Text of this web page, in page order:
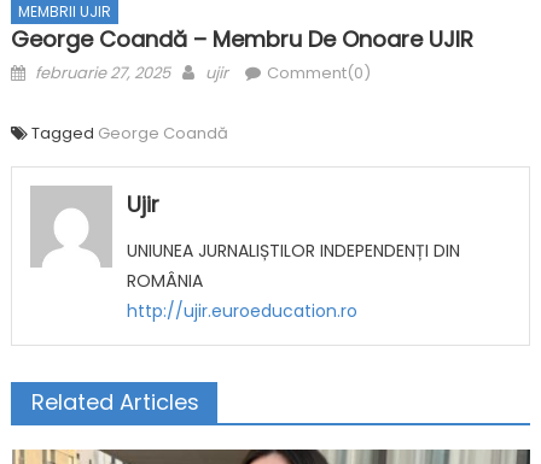
MEMBRII UJIR
George Coandă – Membru De Onoare UJIR
Posted on
februarie 27, 2025 Author
ujir Comment(0)
Tagged George Coandă
Ujir
UNIUNEA JURNALIȘTILOR INDEPENDENȚI DIN
ROMÂNIA
http://ujir.euroeducation.ro
Related Articles